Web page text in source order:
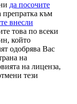
да посочите
препратка към
внесли
това по всеки
който
одобрява Вас
на
на лиценза,
тези